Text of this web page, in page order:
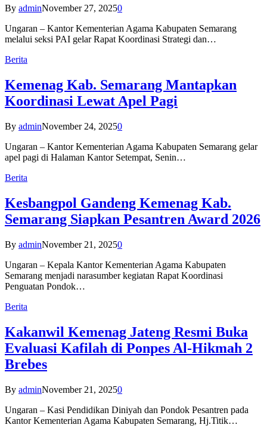
By adminNovember 27, 20250
Ungaran – Kantor Kementerian Agama Kabupaten Semarang
melalui seksi PAI gelar Rapat Koordinasi Strategi dan…
Berita
Kemenag Kab. Semarang Mantapkan
Koordinasi Lewat Apel Pagi
By adminNovember 24, 20250
Ungaran – Kantor Kementerian Agama Kabupaten Semarang gelar
apel pagi di Halaman Kantor Setempat, Senin…
Berita
Kesbangpol Gandeng Kemenag Kab.
Semarang Siapkan Pesantren Award 2026
By adminNovember 21, 20250
Ungaran – Kepala Kantor Kementerian Agama Kabupaten
Semarang menjadi narasumber kegiatan Rapat Koordinasi
Penguatan Pondok…
Berita
Kakanwil Kemenag Jateng Resmi Buka
Evaluasi Kafilah di Ponpes Al-Hikmah 2
Brebes
By adminNovember 21, 20250
Ungaran – Kasi Pendidikan Diniyah dan Pondok Pesantren pada
Kantor Kementerian Agama Kabupaten Semarang, Hj.Titik…